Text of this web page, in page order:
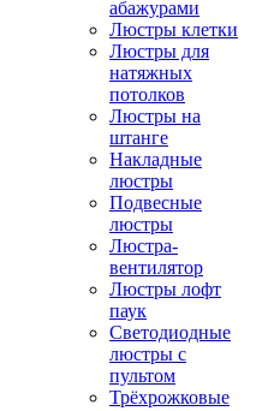
абажурами
Люстры клетки
Люстры для
натяжных
потолков
Люстры на
штанге
Накладные
люстры
Подвесные
люстры
Люстра-
вентилятор
Люстры лофт
паук
Светодиодные
люстры с
пультом
Трёхрожковые